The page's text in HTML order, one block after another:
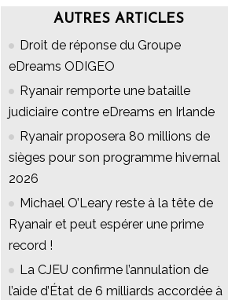
AUTRES ARTICLES
Droit de réponse du Groupe
eDreams ODIGEO
Ryanair remporte une bataille
judiciaire contre eDreams en Irlande
Ryanair proposera 80 millions de
sièges pour son programme hivernal
2026
Michael O’Leary reste à la tête de
Ryanair et peut espérer une prime
record !
La CJEU confirme l’annulation de
l’aide d’État de 6 milliards accordée à